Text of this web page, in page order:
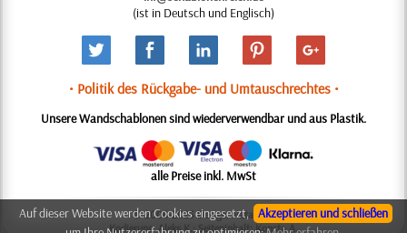
(ist in Deutsch und Englisch)
• Politik des Rückgabe- und Umtauschrechtes •
Unsere Wandschablonen sind wiederverwendbar und aus Plastik.
alle Preise inkl. MwSt
© 2006-2025 Design: Natali M.
Kodierung: Aleks K.; Seiteninhalt: Konsta A.
Akzeptieren und schließen
Auf dieser Website werden Cookies eingesetzt,